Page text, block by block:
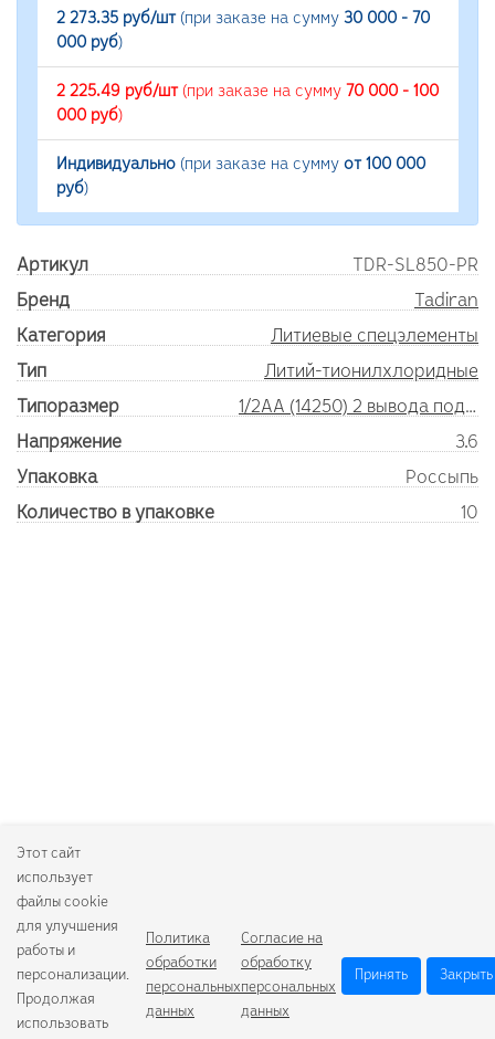
2 273.35 руб/шт(при заказе на сумму 30 000 - 70
000 руб)
2 225.49 руб/шт(при заказе на сумму 70 000 - 100
000 руб)
Индивидуально (при заказе на сумму от 100 000
руб)
Артикул
TDR-SL850-PR
Бренд
Tadiran
Категория
Литиевые спецэлементы
Тип
Литий-тионилхлоридные
Типоразмер
1/2AA (14250) 2 вывода под пайку
Напряжение
3.6
Упаковка
Россыпь
Количество в упаковке
10
Этот сайт
использует
файлы cookie
для улучшения
работы и
персонализации.
Продолжая
использовать
Политика
обработки
персональных
данных
Согласие на
обработку
персональных
данных
Принять Закрыть